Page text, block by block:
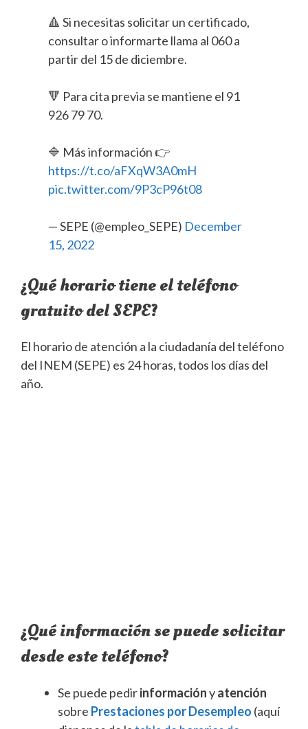
🔺 Si necesitas solicitar un certificado,
consultar o informarte llama al 060 a
partir del 15 de diciembre.
🔻 Para cita previa se mantiene el 91
926 79 70.
🔷 Más información 👉
https://t.co/aFXqW3A0mH
pic.twitter.com/9P3cP96t08
— SEPE (@empleo_SEPE) December
15, 2022
¿Qué horario tiene el teléfono
gratuito del SEPE?
El horario de atención a la ciudadanía del teléfono
del INEM (SEPE) es 24 horas, todos los días del
año.
¿Qué información se puede solicitar
desde este teléfono?
Se puede pedirinformaciónyatención
sobre Prestaciones por Desempleo (aquí